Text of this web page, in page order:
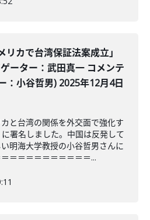
リカで台湾保証法案成立」
ーター：武田真一 コメンテ
：小谷哲男) 2025年12月4日
と台湾の関係を外交面で強化す
署名しました。中国は反発して
明海大学教授の小谷哲男さんに
＝＝＝＝＝＝＝＝＝＝...